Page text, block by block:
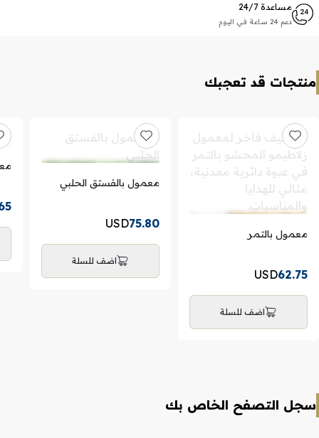
مساعدة 24/7
دعم 24 ساعة في اليوم
منتجات قد تعجبك
معمول بالتمر
62.75
USD
اضف للسلة
معمول بالفستق الحلبي
75.80
USD
اضف للسلة
سجل التصفح الخاص بك